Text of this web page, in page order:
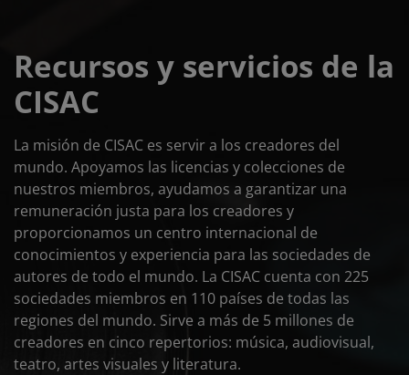
Recursos y servicios de la
CISAC
La misión de CISAC es servir a los creadores del
mundo. Apoyamos las licencias y colecciones de
nuestros miembros, ayudamos a garantizar una
remuneración justa para los creadores y
proporcionamos un centro internacional de
conocimientos y experiencia para las sociedades de
autores de todo el mundo. La CISAC cuenta con 225
sociedades miembros en 110 países de todas las
regiones del mundo. Sirve a más de 5 millones de
creadores en cinco repertorios: música, audiovisual,
teatro, artes visuales y literatura.